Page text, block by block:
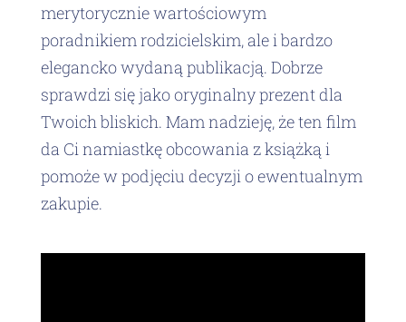
merytorycznie wartościowym
poradnikiem rodzicielskim, ale i bardzo
elegancko wydaną publikacją. Dobrze
sprawdzi się jako oryginalny prezent dla
Twoich bliskich. Mam nadzieję, że ten film
da Ci namiastkę obcowania z książką i
pomoże w podjęciu decyzji o ewentualnym
zakupie.